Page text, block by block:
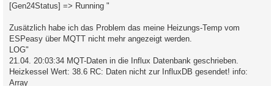
[Gen24Status] => Running "
Zusätzlich habe ich das Problem das meine Heizungs-Temp vom
ESPeasy über MQTT nicht mehr angezeigt werden.
LOG"
21.04. 20:03:34 MQT-Daten in die Influx Datenbank geschrieben.
Heizkessel Wert: 38.6 RC: Daten nicht zur InfluxDB gesendet! info:
Array